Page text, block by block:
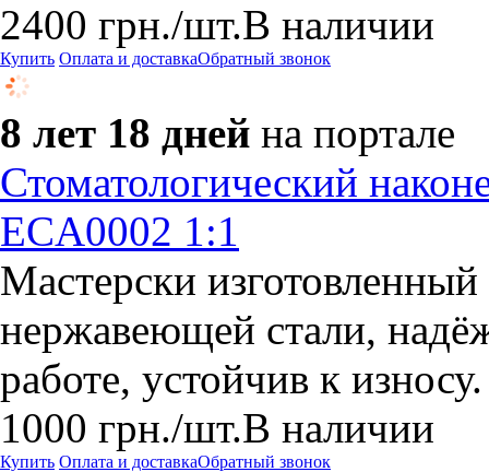
2400 грн./шт.В наличии
Купить Оплата и доставкаОбратный звонок
8 лет 18 дней на портале
Стоматологический
ECA0002 1:1
Мастерски
нержавеющей стали,
работе, устойчив к
1000 грн./шт.В наличии
Купить Оплата и доставкаОбратный звонок